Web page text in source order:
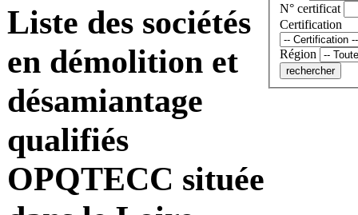
Liste des sociétés
en démolition et
désamiantage
qualifiés
OPQTECC située
N° certificat
Certification
Région